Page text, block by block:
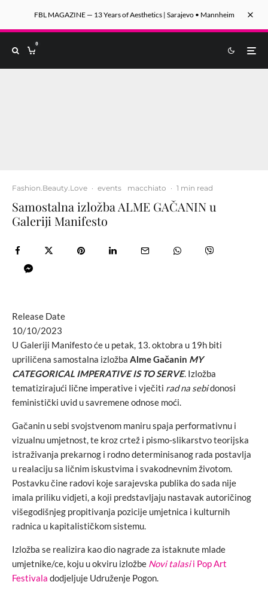
FBL MAGAZINE — 13 Years of Aesthetics | Sarajevo • Mannheim
0
Fashion.Beauty.Love · events macchiato · 1 min read
Samostalna izložba ALME GAČANIN u
Galeriji Manifesto
Release Date
10/10/2023
U Galeriji Manifesto će u petak, 13. oktobra u 19h biti
upriličena samostalna izložba Alme Gačanin MY
CATEGORICAL IMPERATIVE IS TO SERVE. Izložba
tematizirajući lične imperative i vječiti rad na sebidonosi
feministički uvid u savremene odnose moći.
Gačanin u sebi svojstvenom maniru spaja performativnu i
vizualnu umjetnost, te kroz crtež i pismo-slikarstvo teorijska
istraživanja prekarnog i rodno determinisanog rada postavlja
u realaciju sa ličnim iskustvima i svakodnevnim životom.
Postavku čine radovi koje sarajevska publika do sada nije
imala priliku vidjeti, a koji predstavljaju nastavak autoričinog
višegodišnjeg propitivanja pozicije umjetnica i kulturnih
radnica u kapitalističkom sistemu.
Izložba se realizira kao dio nagrade za istaknute mlade
umjetnike/ce, koju u okviru izložbe Novi talasii Pop Art
Festivala dodjeljuje Udruženje Pogon.